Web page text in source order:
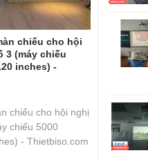
chiếu cho hội
3 (máy chiếu
inches) -
chiếu cho hội nghị
chiếu 5000
- Thietbiso.com